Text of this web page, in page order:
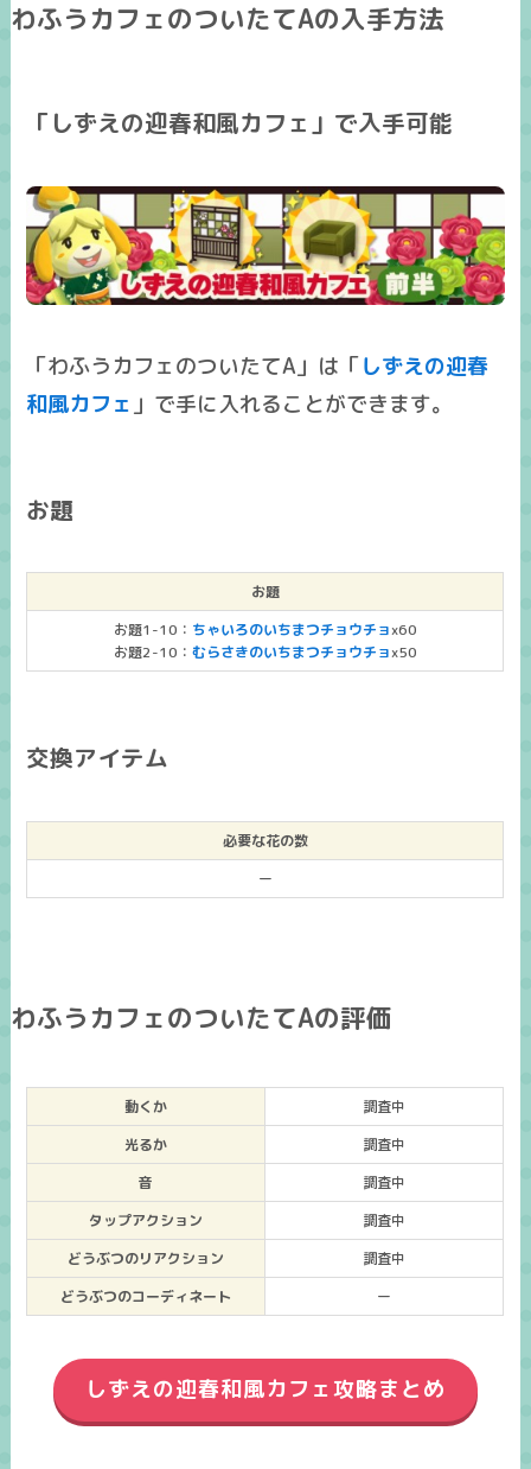
わふうカフェのついたてAの入手方法
「しずえの迎春和風カフェ」で入手可能
「わふうカフェのついたてA」は「しずえの迎春
和風カフェ 」で手に入れることができます。
お題
お題
お題1-10： ちゃいろのいちまつチョウチョx60
お題2-10： むらさきのいちまつチョウチョx50
交換アイテム
必要な花の数
ー
わふうカフェのついたてAの評価
動くか
調査中
光るか
調査中
音
調査中
タップアクション
調査中
どうぶつのリアクション
調査中
どうぶつのコーディネート
ー
しずえの迎春和風カフェ攻略まとめ